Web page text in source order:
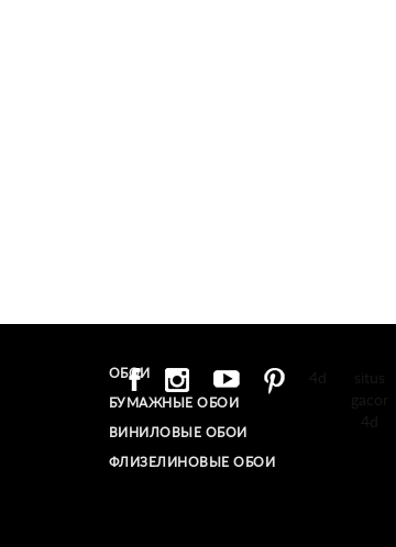
ОБОИ
БУМАЖНЫЕ ОБОИ
ВИНИЛОВЫЕ ОБОИ​
ФЛИЗЕЛИНОВЫЕ ОБОИ